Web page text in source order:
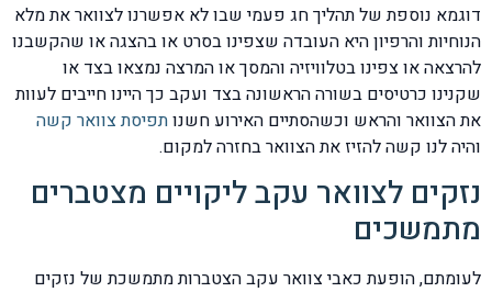
דוגמא נוספת של תהליך חג פעמי שבו לא אפשרנו לצוואר את מלא
הנוחיות והרפיון היא העובדה שצפינו בסרט או בהצגה או שהקשבנו
להרצאה או צפינו בטלוויזיה והמסך או המרצה נמצאו בצד או
שקנינו כרטיסים בשורה הראשונה בצד ועקב כך היינו חייבים לעוות
את הצוואר והראש וכשהסתיים האירוע חשנותפיסת צוואר קשה
והיה לנו קשה להזיז את הצוואר בחזרה למקום.
נזקים לצוואר עקב ליקויים מצטברים
מתמשכים
לעומתם, הופעת כאבי צוואר עקב הצטברות מתמשכת של נזקים